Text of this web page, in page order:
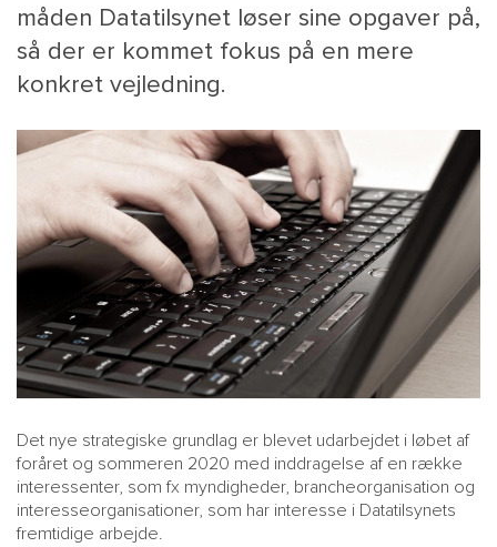
MAIN
MENU
SMALL
HR
måden Datatilsynet løser sine opgaver på,
så der er kommet fokus på en mere
konkret vejledning.
Det nye strategiske grundlag er blevet udarbejdet i løbet af
foråret og sommeren 2020 med inddragelse af en række
interessenter, som fx myndigheder, brancheorganisation og
interesseorganisationer, som har interesse i Datatilsynets
fremtidige arbejde.